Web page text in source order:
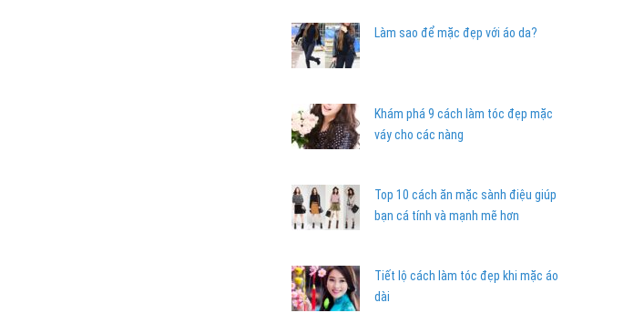
Làm sao để mặc đẹp với áo da?
Khám phá 9 cách làm tóc đẹp mặc
váy cho các nàng
Top 10 cách ăn mặc sành điệu giúp
bạn cá tính và mạnh mẽ hơn
Tiết lộ cách làm tóc đẹp khi mặc áo
dài